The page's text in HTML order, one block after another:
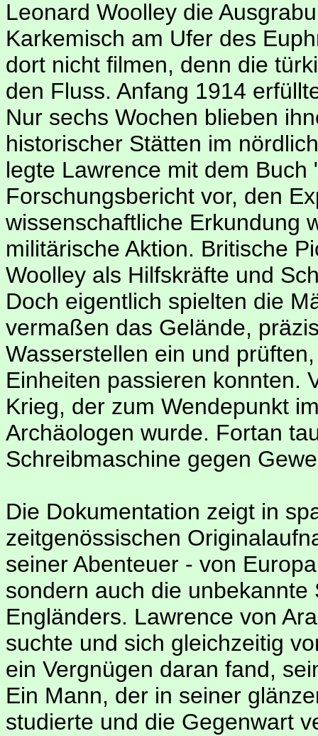
Leonard Woolley die
Karkemisch am Ufer des
dort nicht filmen, denn die
den Fluss. Anfang 1914
Nur sechs Wochen blieben
historischer Stätten im
legte Lawrence mit dem
Forschungsbericht vor, den
wissenschaftliche Erkundung
militärische Aktion. Britische
Woolley als Hilfskräfte und
Doch eigentlich spielten die
vermaßen das Gelände,
Wasserstellen ein und
Einheiten passieren konnten.
Krieg, der zum Wendepunkt
Archäologen wurde. Fortan
Schreibmaschine gegen
Die Dokumentation zeigt in
zeitgenössischen
seiner Abenteuer - von
sondern auch die
Engländers. Lawrence von
suchte und sich gleichzeitig
ein Vergnügen daran fand,
Ein Mann, der in seiner
studierte und die Gegenwart